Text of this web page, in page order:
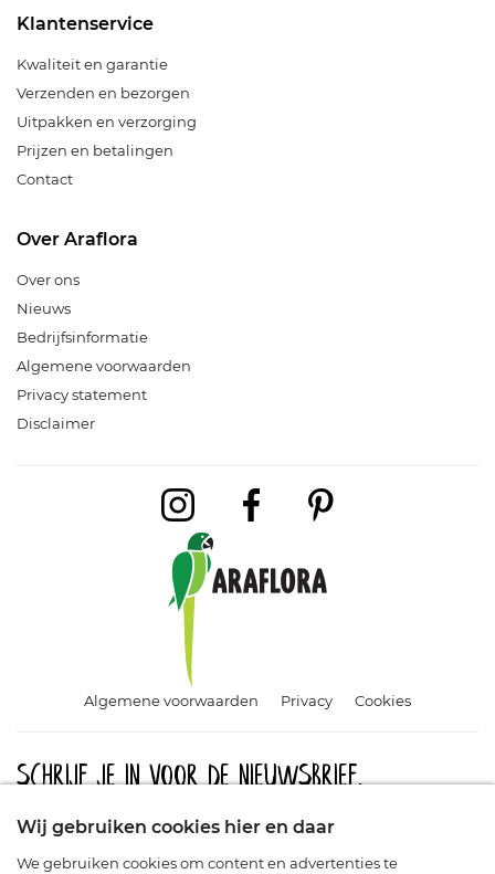
Klantenservice
Kwaliteit en garantie
Verzenden en bezorgen
Uitpakken en verzorging
Prijzen en betalingen
Contact
Over Araflora
Over ons
Nieuws
Bedrijfsinformatie
Algemene voorwaarden
Privacy statement
Disclaimer
Algemene voorwaarden Privacy Cookies
Schrijf je in voor de nieuwsbrief.
Meld u aan en blijf op de hoogte van aanbiedingen, promoties
Wij gebruiken cookies hier en daar
We gebruiken cookies om content en advertenties te